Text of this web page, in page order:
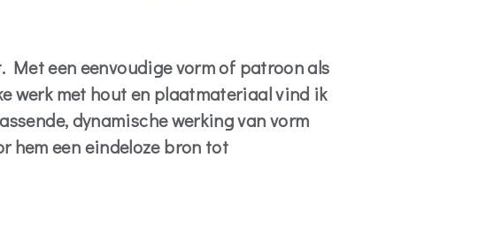
een eenvoudige vorm of patroon als
werk met hout en plaatmateriaal vind ik
dynamische werking van vorm
hem een eindeloze bron tot